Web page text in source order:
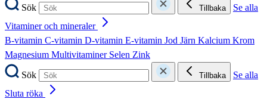
Sök
Tillbaka
Se alla
Vitaminer och mineraler
B-vitamin C-vitamin D-vitamin E-vitamin Jod Järn Kalcium Krom
Magnesium Multivitaminer Selen Zink
Sök
Tillbaka
Se alla
Sluta röka